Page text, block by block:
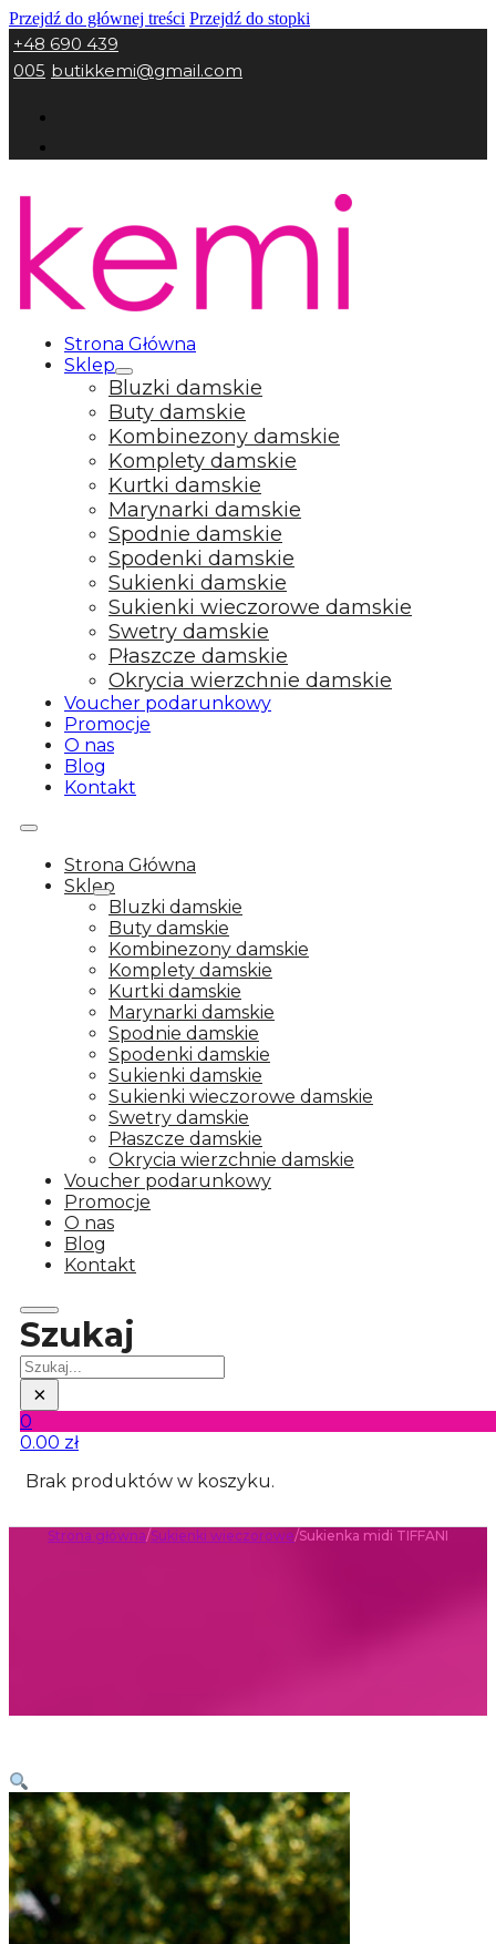
Przejdź do głównej treści Przejdź do stopki
+48 690 439
005 butikkemi@gmail.com
Strona Główna
Sklep
Bluzki damskie
Buty damskie
Kombinezony damskie
Komplety damskie
Kurtki damskie
Marynarki damskie
Spodnie damskie
Spodenki damskie
Sukienki damskie
Sukienki wieczorowe damskie
Swetry damskie
Płaszcze damskie
Okrycia wierzchnie damskie
Voucher podarunkowy
Promocje
O nas
Blog
Kontakt
Strona Główna
Sklep
Bluzki damskie
Buty damskie
Kombinezony damskie
Komplety damskie
Kurtki damskie
Marynarki damskie
Spodnie damskie
Spodenki damskie
Sukienki damskie
Sukienki wieczorowe damskie
Swetry damskie
Płaszcze damskie
Okrycia wierzchnie damskie
Voucher podarunkowy
Promocje
O nas
Blog
Kontakt
Szukaj
Szukaj
×
0
0.00 zł
Brak produktów w koszyku.
Strona główna/Sukienki wieczorowe/Sukienka midi TIFFANI